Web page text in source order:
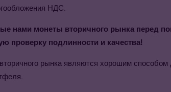
НДС.
нами монеты вторичного рынка перед
проверку подлинности и качества!
рынка являются хорошим способом